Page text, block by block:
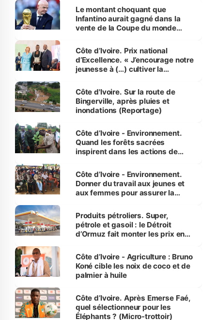
Le montant choquant que
Infantino aurait gagné dans la
vente de la Coupe du monde
Côte d’Ivoire. Prix national
d’Excellence. « J’encourage notre
jeunesse à (…) cultiver la
(Alassane Ouattara
Côte d'Ivoire. Sur la route de
Bingerville, après pluies et
inondations (Reportage)
Côte d’Ivoire - Environnement.
Quand les forêts sacrées
inspirent dans les actions de
Côte d’Ivoire - Environnement.
Donner du travail aux jeunes et
aux femmes pour assurer la
menacées
Produits pétroliers. Super,
pétrole et gasoil : le Détroit
d’Ormuz fait monter les prix en
Côte d’Ivoire - Agriculture : Bruno
Koné cible les noix de coco et de
palmier à huile
Côte d’Ivoire. Après Emerse Faé,
quel sélectionneur pour les
Éléphants ? (Micro-trottoir)